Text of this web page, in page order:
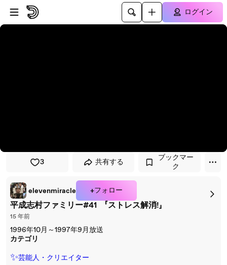
プレイヤーにスキップ
メインコンテンツにスキップ
ログイン
3 共有する
ブックマー
ク
elevenmiracle +フォロー
平成志村ファミリー#41 「ストレス解消!」
15 年前
1996年10月～1997年9月放送
カテゴリ
✨芸能人・クリエイター